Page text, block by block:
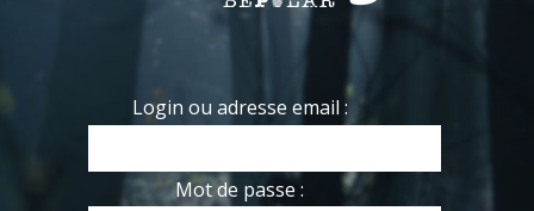
Login ou adresse email :
Mot de passe :